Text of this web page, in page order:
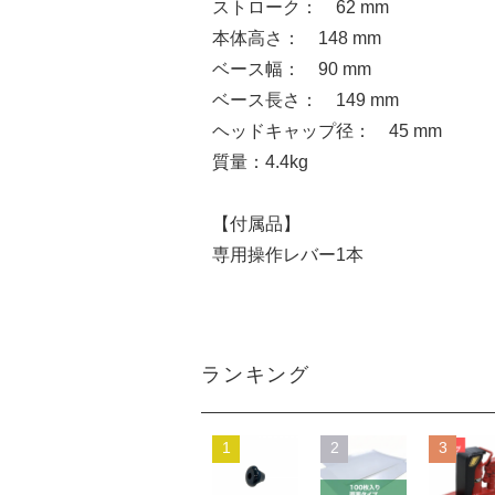
ストローク： 62 mm
本体高さ： 148 mm
ベース幅： 90 mm
ベース長さ： 149 mm
ヘッドキャップ径： 45 mm
質量：4.4kg
【付属品】
専用操作レバー1本
ランキング
1 2 3